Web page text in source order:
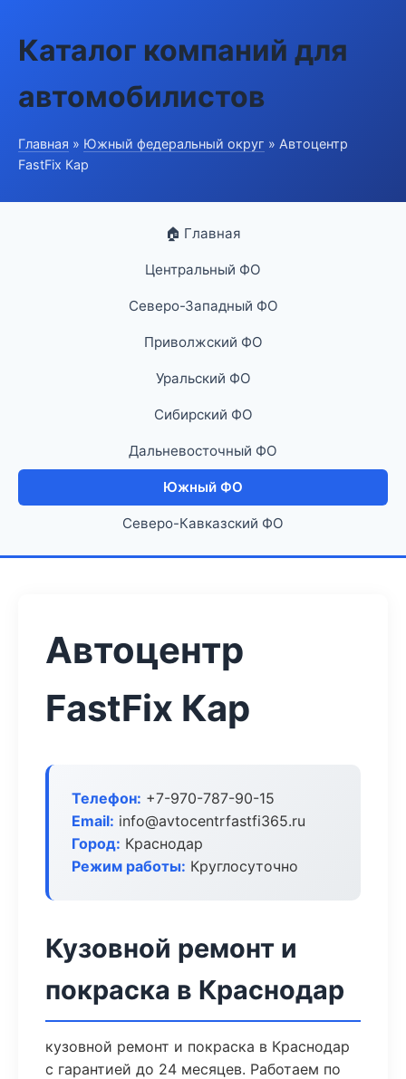
Каталог компаний для
автомобилистов
Главная » Южный федеральный округ » Автоцентр
FastFix Кар
🏠 Главная
Центральный ФО
Северо-Западный ФО
Приволжский ФО
Уральский ФО
Сибирский ФО
Дальневосточный ФО
Южный ФО
Северо-Кавказский ФО
Автоцентр
FastFix Кар
Телефон: +7-970-787-90-15
Email: info@avtocentrfastfi365.ru
Город: Краснодар
Режим работы: Круглосуточно
Кузовной ремонт и
покраска в Краснодар
кузовной ремонт и покраска в Краснодар
с гарантией до 24 месяцев. Работаем по